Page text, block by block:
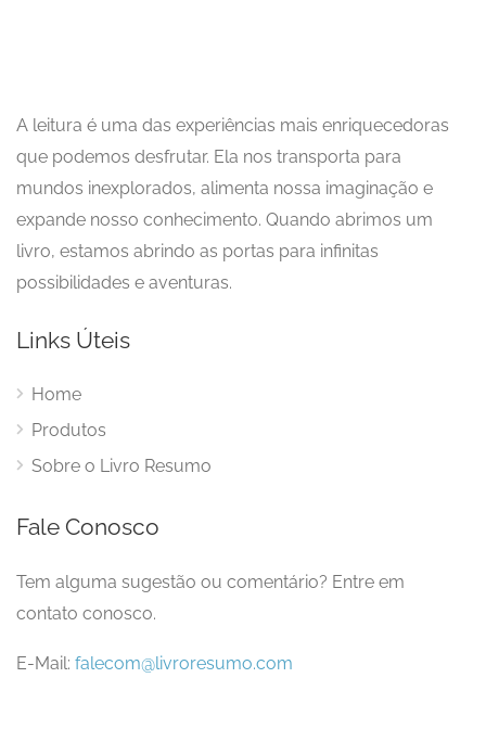
A leitura é uma das experiências mais enriquecedoras
que podemos desfrutar. Ela nos transporta para
mundos inexplorados, alimenta nossa imaginação e
expande nosso conhecimento. Quando abrimos um
livro, estamos abrindo as portas para infinitas
possibilidades e aventuras.
Links Úteis
Home
Produtos
Sobre o Livro Resumo
Fale Conosco
Tem alguma sugestão ou comentário? Entre em
contato conosco.
E-Mail: falecom@livroresumo.com